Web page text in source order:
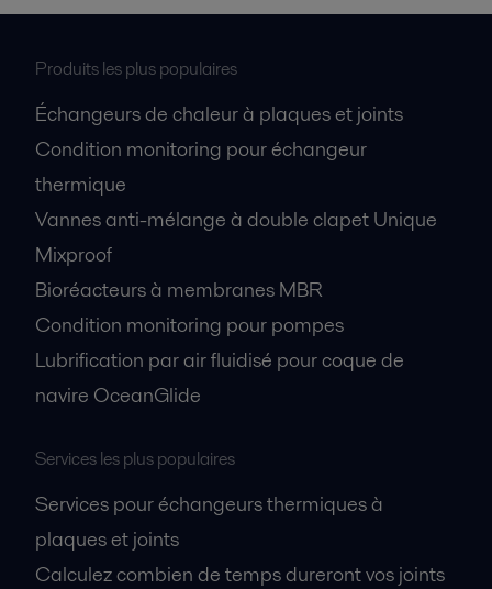
Produits les plus populaires
Échangeurs de chaleur à plaques et joints
Condition monitoring pour échangeur
thermique
Vannes anti-mélange à double clapet Unique
Mixproof
Bioréacteurs à membranes MBR
Condition monitoring pour pompes
Lubrification par air fluidisé pour coque de
navire OceanGlide
Services les plus populaires
Services pour échangeurs thermiques à
plaques et joints
Calculez combien de temps dureront vos joints